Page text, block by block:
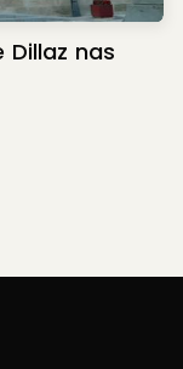
Dillaz nas